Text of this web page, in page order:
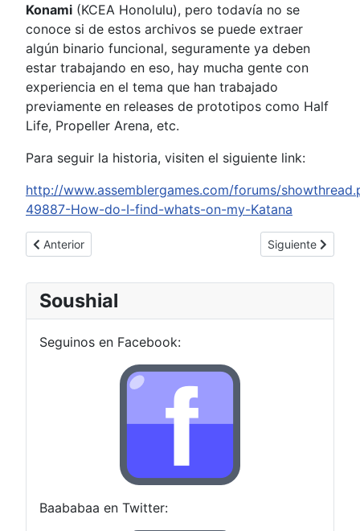
Konami (KCEA Honolulu), pero todavía no se
conoce si de estos archivos se puede extraer
algún binario funcional, seguramente ya deben
estar trabajando en eso, hay mucha gente con
experiencia en el tema que han trabajado
previamente en releases de prototipos como Half
Life, Propeller Arena, etc.
Para seguir la historia, visiten el siguiente link:
http://www.assemblergames.com/forums/
49887-How-do-I-find-whats-on-my-Katana
Artículo anterior: Tenemos repositorio GIT
Anterior Artículo
Siguiente
Soushial
Seguinos en Facebook:
Baababaa en Twitter: